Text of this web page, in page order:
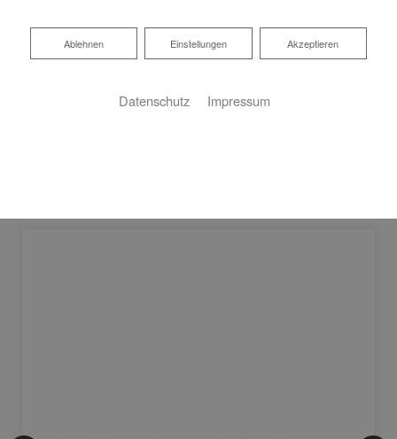
Bitte akzeptieren Sie zuerst die Cookies.
Akzeptieren
Einstellungen
Ablehnen
Ablehnen
Datenschutz Impressum